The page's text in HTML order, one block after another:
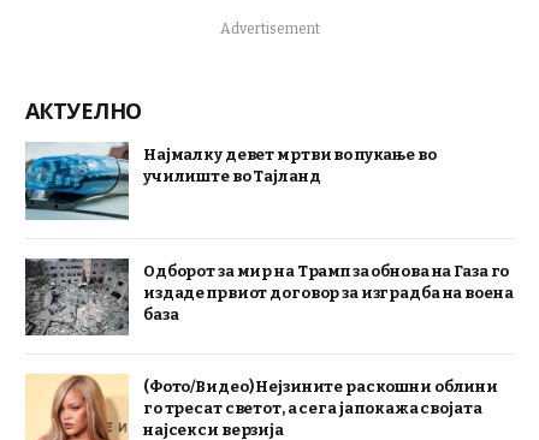
Advertisement
АКТУЕЛНО
Најмалку девет мртви во пукање во
училиште во Тајланд
Одборот за мир на Трамп за обнова на Газа го
издаде првиот договор за изградба на воена
база
(Фото/Видео) Нејзините раскошни облини
го тресат светот, а сега ја покажа својата
најсекси верзија